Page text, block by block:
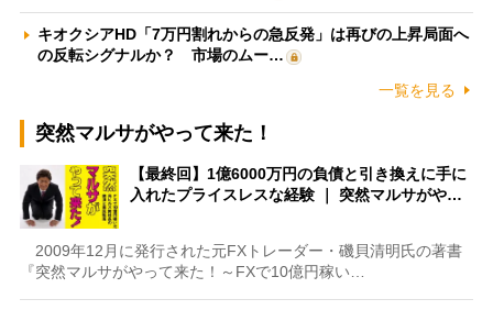
キオクシアHD「7万円割れからの急反発」は再びの上昇局面へ
の反転シグナルか？ 市場のムー…
一覧を見る
突然マルサがやって来た！
【最終回】1億6000万円の負債と引き換えに手に
入れたプライスレスな経験 ｜ 突然マルサがや…
2009年12月に発行された元FXトレーダー・磯貝清明氏の著書
『突然マルサがやって来た！～FXで10億円稼い…